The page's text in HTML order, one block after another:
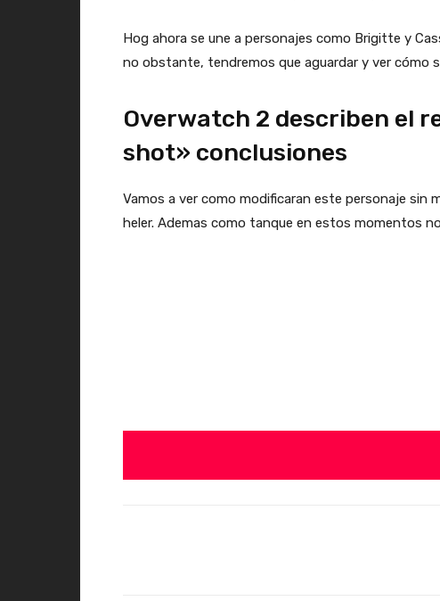
Hog ahora se une a personajes como Brigitte y
no obstante, tendremos que aguardar y ver cómo
Overwatch 2 describen el
shot» conclusiones
Vamos a ver como modificaran este personaje sin
heler. Ademas como tanque en estos momentos